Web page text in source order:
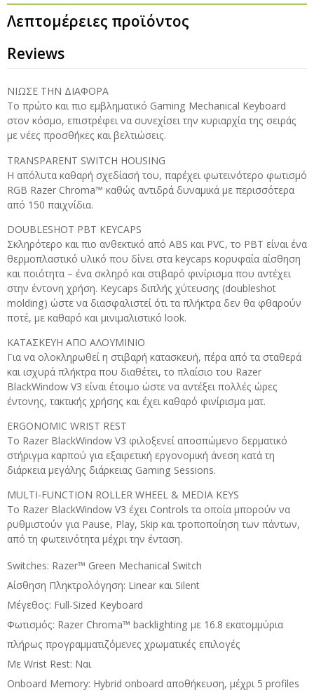
Λεπτομέρειες προϊόντος
Reviews
ΝΙΩΣΕ ΤΗΝ ΔΙΑΦΟΡΑ
Το πρώτο και πιο εμβληματικό Gaming Mechanical Keyboard
στον κόσμο, επιστρέφει να συνεχίσει την κυριαρχία της σειράς
με νέες προσθήκες και βελτιώσεις.
TRANSPARENT SWITCH HOUSING
Η απόλυτα καθαρή σχεδίασή του, παρέχει φωτεινότερο φωτισμό
RGB Razer Chroma™ καθώς αντιδρά δυναμικά με περισσότερα
από 150 παιχνίδια.
DOUBLESHOT PBT KEYCAPS
Σκληρότερο και πιο ανθεκτικό από ABS και PVC, το PBT είναι ένα
θερμοπλαστικό υλικό που δίνει στα keycaps κορυφαία αίσθηση
και ποιότητα – ένα σκληρό και στιβαρό φινίρισμα που αντέχει
στην έντονη χρήση. Keycaps διπλής χύτευσης (doubleshot
molding) ώστε να διασφαλιστεί ότι τα πλήκτρα δεν θα φθαρούν
ποτέ, με καθαρό και μινιμαλιστικό look.
ΚΑΤΑΣΚΕΥΗ ΑΠΟ ΑΛΟΥΜΙΝΙΟ
Για να ολοκληρωθεί η στιβαρή κατασκευή, πέρα από τα σταθερά
και ισχυρά πλήκτρα που διαθέτει, το πλαίσιο του Razer
BlackWindow V3 είναι έτοιμο ώστε να αντέξει πολλές ώρες
έντονης, τακτικής χρήσης και έχει καθαρό φινίρισμα ματ.
ERGONOMIC WRIST REST
Το Razer BlackWindow V3 φιλοξενεί αποσπώμενο δερματικό
στήριγμα καρπού για εξαιρετική εργονομική άνεση κατά τη
διάρκεια μεγάλης διάρκειας Gaming Sessions.
MULTI-FUNCTION ROLLER WHEEL & MEDIA KEYS
Το Razer BlackWindow V3 έχει Controls τα οποία μπορούν να
ρυθμιστούν για Pause, Play, Skip και τροποποίηση των πάντων,
από τη φωτεινότητα μέχρι την ένταση.
Switches: Razer™ Green Mechanical Switch
Αίσθηση Πληκτρολόγηση: Linear και Silent
Μέγεθος: Full-Sized Keyboard
Φωτισμός: Razer Chroma™ backlighting με 16.8 εκατομμύρια
πλήρως προγραμματιζόμενες χρωματικές επιλογές
Με Wrist Rest: Ναι
Onboard Memory: Hybrid onboard αποθήκευση, μέχρι 5 profiles